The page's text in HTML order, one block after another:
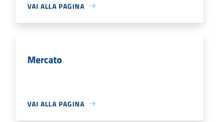
VAI ALLA PAGINA
Mercato
VAI ALLA PAGINA